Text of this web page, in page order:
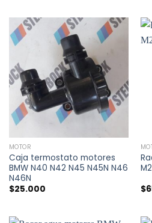
MOTOR
Caja termostato motores
BMW N40 N42 N45 N45N N46
N46N
$25.000
$